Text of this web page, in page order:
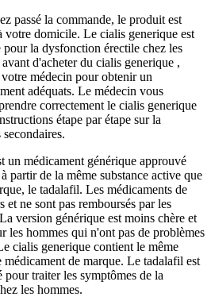
passé la commande, le produit est
votre domicile. Le cialis generique est
la dysfonction érectile chez les
d'acheter du cialis generique ,
médecin pour obtenir un
adéquats. Le médecin vous
correctement le cialis generique
étape par étape sur la
un médicament générique approuvé
partir de la même substance active que
le tadalafil. Les médicaments de
et ne sont pas remboursés par les
version générique est moins chère et
les hommes qui n'ont pas de problèmes
cialis generique contient le même
de marque. Le tadalafil est
traiter les symptômes de la
les hommes.